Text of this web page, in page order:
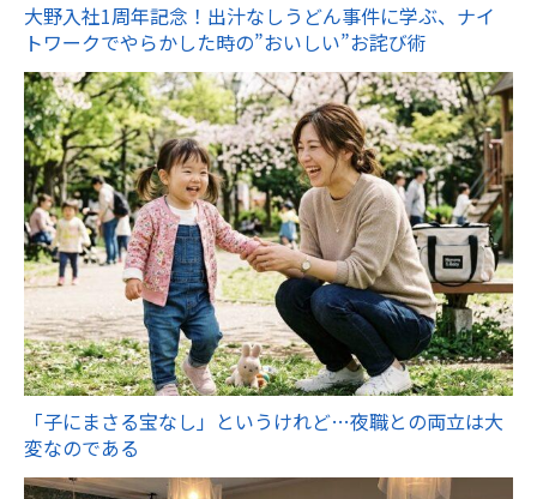
大野入社1周年記念！出汁なしうどん事件に学ぶ、ナイ
トワークでやらかした時の”おいしい”お詫び術
「子にまさる宝なし」というけれど…夜職との両立は大
変なのである